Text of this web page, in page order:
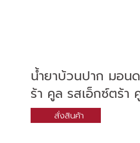
น้ำยาบ้วนปาก มอน
ร้า คูล รสเอ็กซ์ตร้า
สั่งสินค้า